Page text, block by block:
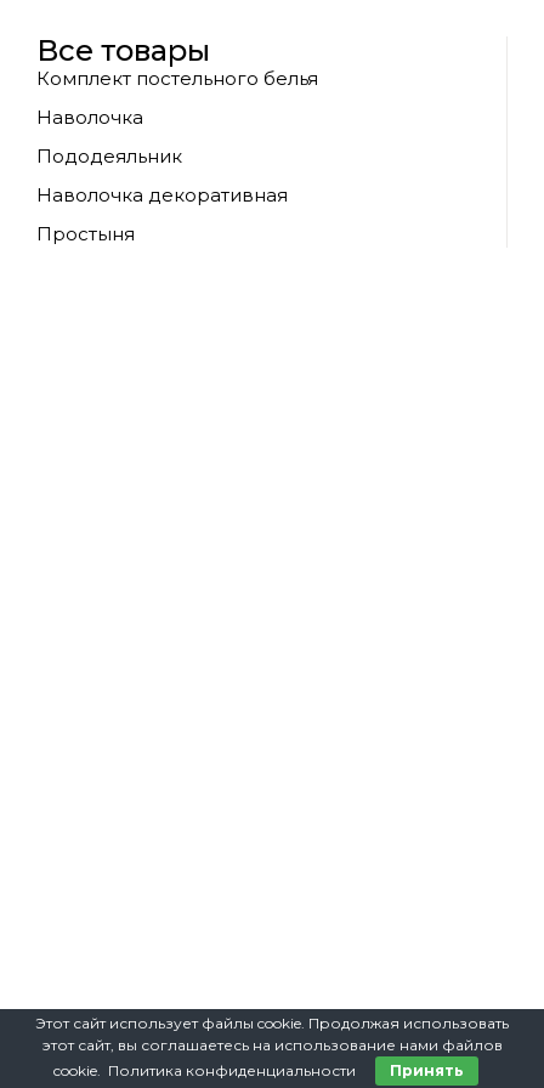
Все товары
Комплект постельного белья
Наволочка
Пододеяльник
Наволочка декоративная
Простыня
Этот сайт использует файлы cookie. Продолжая использовать
этот сайт, вы соглашаетесь на использование нами файлов
cookie. Политика конфиденциальности
Принять